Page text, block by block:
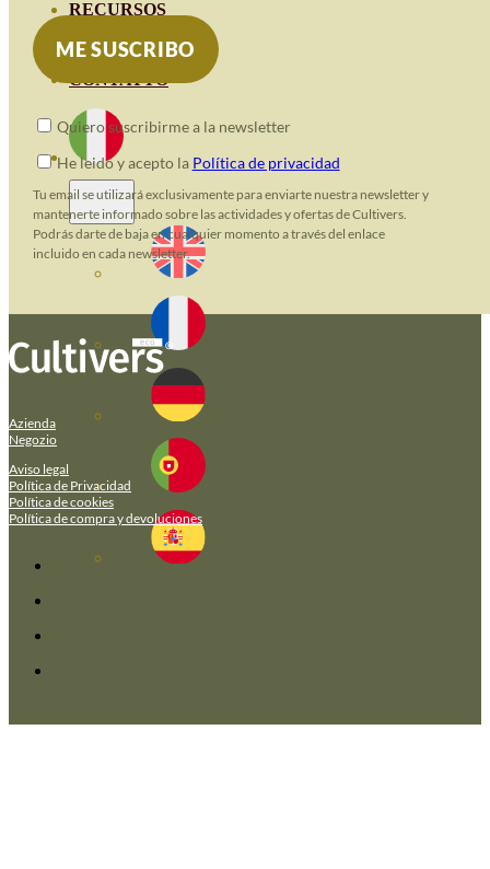
RECURSOS
BLOG ECO
CONTATTO
Quiero suscribirme a la newsletter
He leido y acepto la Política de privacidad
Tu email se utilizará exclusivamente para enviarte nuestra newsletter y
mantenerte informado sobre las actividades y ofertas de Cultivers.
Podrás darte de baja en cualquier momento a través del enlace
incluido en cada newsletter.
Azienda
Negozio
Aviso legal
Política de Privacidad
Política de cookies
Política de compra y devoluciones